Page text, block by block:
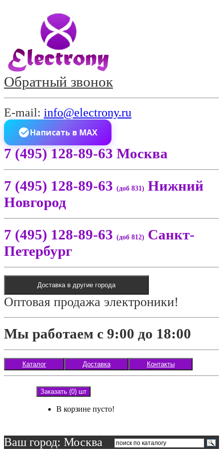
Обратный звонок
E-mail: info@electrony.ru
Написать в MAX
7 (495) 128-89-63 Москва
7 (495) 128-89-63 (доб 831) Нижний
Новгород
7 (495) 128-89-63 (доб 812) Санкт-
Петербург
Доставка в другие города
Оптовая продажа электроники!
Мы работаем с 9:00 до 18:00
Каталог Доставка Контакты
Заказать (0) шт
В корзине пусто!
Ваш город: Москва